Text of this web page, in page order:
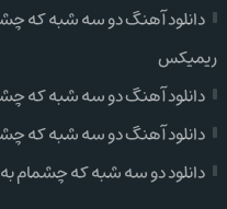
دانلود آهنگ دو سه شبه که
ریمیکس
دانلود آهنگ دو سه شبه که
دانلود آهنگ دو سه شبه که
دانلود دو سه شبه که چشمام